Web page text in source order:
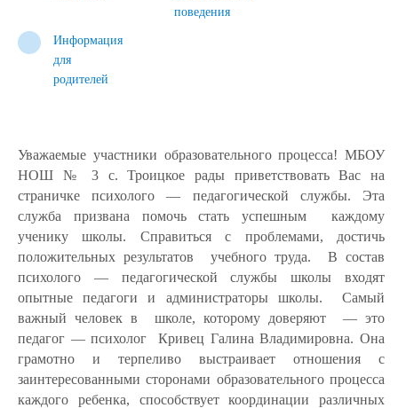
поведения
Информация
для
родителей
Уважаемые участники образовательного процесса! МБОУ
НОШ № 3 с. Троицкое рады приветствовать Вас на
страничке психолого — педагогической службы. Эта
служба призвана помочь стать успешным каждому
ученику школы. Справиться с проблемами, достичь
положительных результатов учебного труда. В состав
психолого — педагогической службы школы входят
опытные педагоги и администраторы школы. Самый
важный человек в школе, которому доверяют — это
педагог — психолог Кривец Галина Владимировна. Она
грамотно и терпеливо выстраивает отношения с
заинтересованными сторонами образовательного процесса
каждого ребенка, способствует координации различных